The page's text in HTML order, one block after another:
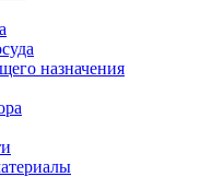
назначения